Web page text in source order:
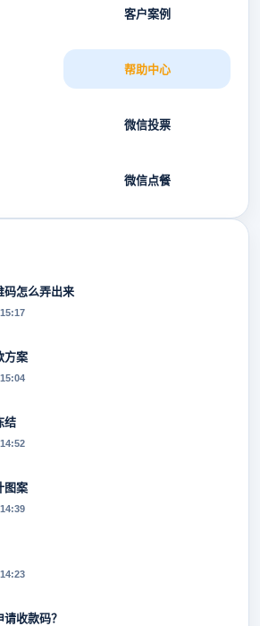
客户案例
帮助中心
微信投票
微信点餐
码怎么弄出来
方案
结
图案
收款码？